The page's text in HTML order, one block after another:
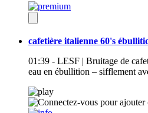
cafetière italienne 60's
01:39 - LESF | Bruitage de
eau en ébullition – sifflement